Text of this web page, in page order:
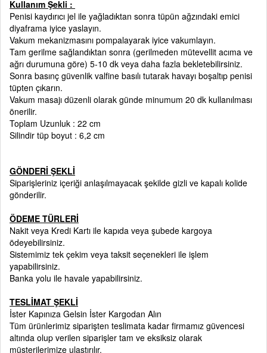
Kullanım Şekli :
Penisi kaydırıcı jel ile yağladıktan sonra tüpün ağzındaki emici
diyaframa iyice yaslayın.
Vakum mekanizmasını pompalayarak iyice vakumlayın.
Tam gerilme sağlandıktan sonra (gerilmeden mütevellit acıma ve
ağrı durumuna göre) 5-10 dk veya daha fazla bekletebilirsiniz.
Sonra basınç güvenlik valfine basılı tutarak havayı boşaltıp penisi
tüpten çıkarın.
Vakum masajı düzenli olarak günde minumum 20 dk kullanılması
önerilir.
Toplam Uzunluk : 22 cm
Silindir tüp boyut : 6,2 cm
GÖNDERİ ŞEKLİ
Siparişleriniz içeriği anlaşılmayacak şekilde gizli ve kapalı kolide
gönderilir.
ÖDEME TÜRLERİ
Nakit veya Kredi Kartı ile kapıda veya şubede kargoya
ödeyebilirsiniz.
Sistemimiz tek çekim veya taksit seçenekleri ile işlem
yapabilirsiniz.
Banka yolu ile havale yapabilirsiniz.
TESLİMAT ŞEKLİ
İster Kapınıza Gelsin İster Kargodan Alın
Tüm ürünlerimiz siparişten teslimata kadar firmamız güvencesi
altında olup verilen siparişler tam ve eksiksiz olarak
müşterilerimize ulaştırılır.